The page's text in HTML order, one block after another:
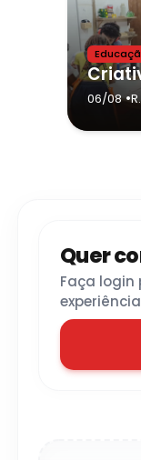
06/08•
Quer
Faça